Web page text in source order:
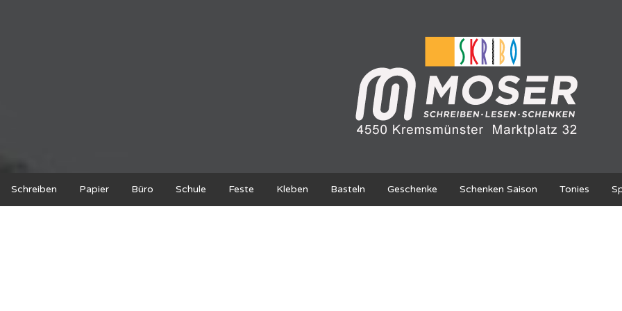
Schreiben Papier Büro Schule Feste Kleben Basteln Geschenke Schenken Saison Tonies